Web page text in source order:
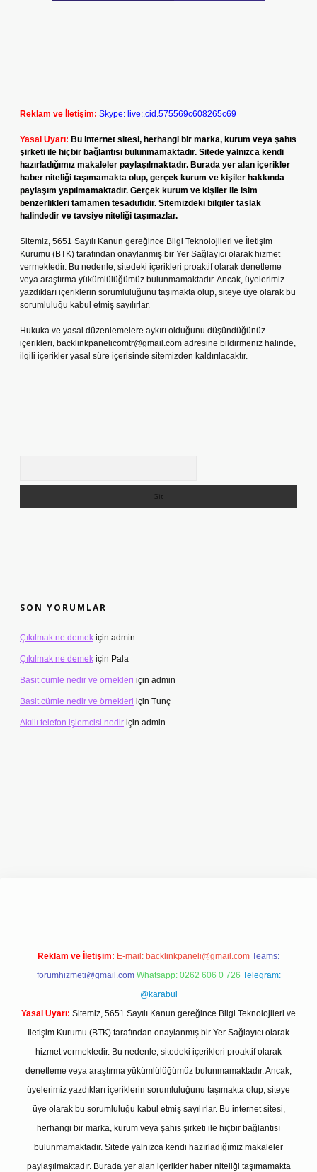
Reklam ve İletişim: Skype: live:.cid.575569c608265c69
Yasal Uyarı: Bu internet sitesi, herhangi bir marka, kurum veya şahıs
şirketi ile hiçbir bağlantısı bulunmamaktadır. Sitede yalnızca kendi
hazırladığımız makaleler paylaşılmaktadır. Burada yer alan içerikler
haber niteliği taşımamakta olup, gerçek kurum ve kişiler hakkında
paylaşım yapılmamaktadır. Gerçek kurum ve kişiler ile isim
benzerlikleri tamamen tesadüfidir. Sitemizdeki bilgiler taslak
halindedir ve tavsiye niteliği taşımazlar.
Sitemiz, 5651 Sayılı Kanun gereğince Bilgi Teknolojileri ve İletişim
Kurumu (BTK) tarafından onaylanmış bir Yer Sağlayıcı olarak hizmet
vermektedir. Bu nedenle, sitedeki içerikleri proaktif olarak denetleme
veya araştırma yükümlülüğümüz bulunmamaktadır. Ancak, üyelerimiz
yazdıkları içeriklerin sorumluluğunu taşımakta olup, siteye üye olarak bu
sorumluluğu kabul etmiş sayılırlar.
Hukuka ve yasal düzenlemelere aykırı olduğunu düşündüğünüz
içerikleri, backlinkpanelicomtr@gmail.com adresine bildirmeniz halinde,
ilgili içerikler yasal süre içerisinde sitemizden kaldırılacaktır.
SON YORUMLAR
Çıkılmak ne demek için admin
Çıkılmak ne demek için Pala
Basit cümle nedir ve örnekleri için admin
Basit cümle nedir ve örnekleri için Tunç
Akıllı telefon işlemcisi nedir için admin
Reklam ve İletişim: E-mail: backlinkpaneli@gmail.com Teams:
forumhizmeti@gmail.com Whatsapp: 0262 606 0 726 Telegram:
@karabul
Yasal Uyarı: Sitemiz, 5651 Sayılı Kanun gereğince Bilgi Teknolojileri ve
İletişim Kurumu (BTK) tarafından onaylanmış bir Yer Sağlayıcı olarak
hizmet vermektedir. Bu nedenle, sitedeki içerikleri proaktif olarak
denetleme veya araştırma yükümlülüğümüz bulunmamaktadır. Ancak,
üyelerimiz yazdıkları içeriklerin sorumluluğunu taşımakta olup, siteye
üye olarak bu sorumluluğu kabul etmiş sayılırlar. Bu internet sitesi,
herhangi bir marka, kurum veya şahıs şirketi ile hiçbir bağlantısı
bulunmamaktadır. Sitede yalnızca kendi hazırladığımız makaleler
paylaşılmaktadır. Burada yer alan içerikler haber niteliği taşımamakta